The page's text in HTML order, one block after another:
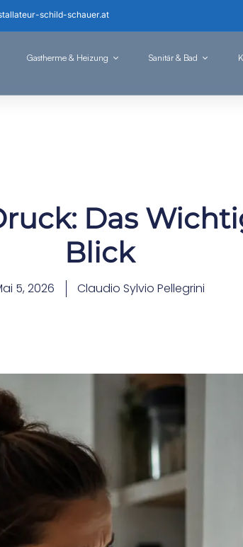
schild-schauer.at
Gastherme & Heizung Sanitär & Bad
Das
Blick
5, 2026 Claudio Sylvio Pellegrini